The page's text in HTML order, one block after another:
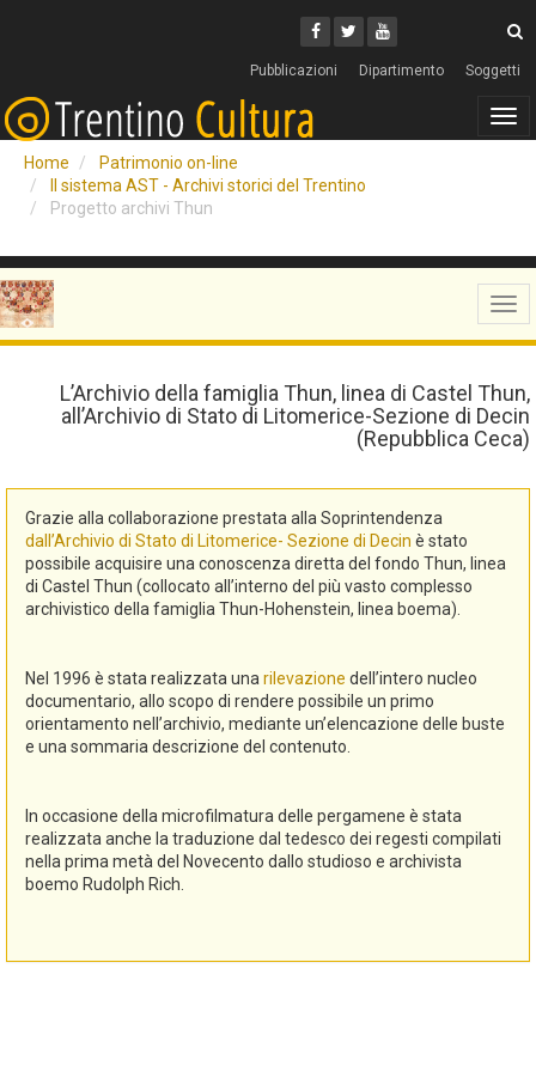
Facebook
Twitter
Youtube
Pubblicazioni Dipartimento Soggetti
Home
Patrimonio on-line
Il sistema AST - Archivi storici del Trentino
Progetto archivi Thun
L’Archivio della famiglia Thun, linea di Castel Thun,
all’Archivio di Stato di Litomerice-Sezione di Decin
(Repubblica Ceca)
Grazie alla collaborazione prestata alla Soprintendenza
dall’Archivio di Stato di Litomerice- Sezione di Decin è stato
possibile acquisire una conoscenza diretta del fondo Thun, linea
di Castel Thun (collocato all’interno del più vasto complesso
archivistico della famiglia Thun-Hohenstein, linea boema).
Nel 1996 è stata realizzata una rilevazione dell’intero nucleo
documentario, allo scopo di rendere possibile un primo
orientamento nell’archivio, mediante un’elencazione delle buste
e una sommaria descrizione del contenuto.
In occasione della microfilmatura delle pergamene è stata
realizzata anche la traduzione dal tedesco dei regesti compilati
nella prima metà del Novecento dallo studioso e archivista
boemo Rudolph Rich.